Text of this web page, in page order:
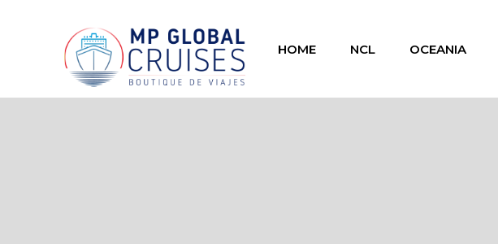
HOME NCL OCEANIA